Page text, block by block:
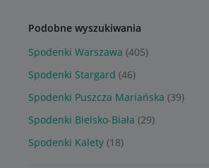
Podobne wyszukiwania
Spodenki Warszawa (405)
Spodenki Stargard (46)
Spodenki Puszcza Mariańska (39)
Spodenki Bielsko-Biała (29)
Spodenki Kalety (18)